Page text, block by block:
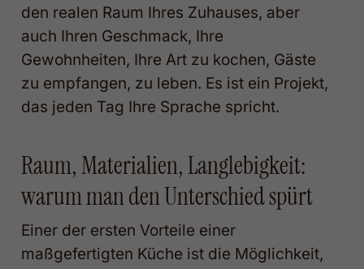
den realen Raum Ihres Zuhauses, aber
auch Ihren Geschmack, Ihre
Gewohnheiten, Ihre Art zu kochen, Gäste
zu empfangen, zu leben. Es ist ein Projekt,
das jeden Tag Ihre Sprache spricht.
Raum, Materialien, Langlebigkeit:
warum man den Unterschied spürt
Einer der ersten Vorteile einer
maßgefertigten Küche ist die Möglichkeit,